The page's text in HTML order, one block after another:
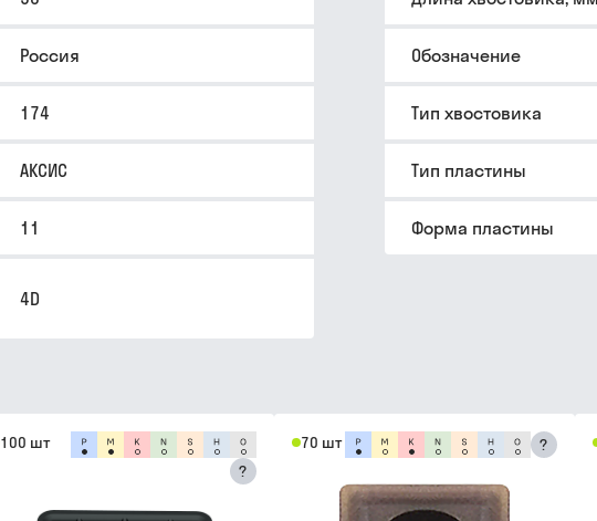
Россия Обозначение
174 Тип хвостовика
АКСИС Тип пластины
11 Форма пластины
4D
100 шт
?
70 шт ?